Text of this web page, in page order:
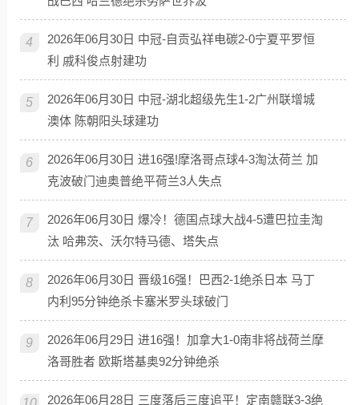
4
2026年06月30日 中冠-自贡弘祥电碳2-0宁夏平罗恒
利 戚科俊点射建功
5
2026年06月30日 中冠-湖北超级先生1-2广州联增城
澳体 陈朝阳头球建功
6
2026年06月30日 进16强!摩洛哥点球4-3淘汰荷兰 加
克波破门迪奥普绝平荷兰3人失点
7
2026年06月30日 爆冷！德国点球大战4-5遭巴拉圭淘
汰 哈弗茨、沃尔特马德、塔失点
8
2026年06月30日 晋级16强！巴西2-1绝杀日本 马丁
内利95分钟绝杀卡塞米罗头球破门
9
2026年06月29日 进16强！加拿大1-0南非将战荷兰摩
洛哥胜者 欧斯塔基奥92分钟绝杀
2026年06月28日 三度落后三度追平！定南赣联3-3绝